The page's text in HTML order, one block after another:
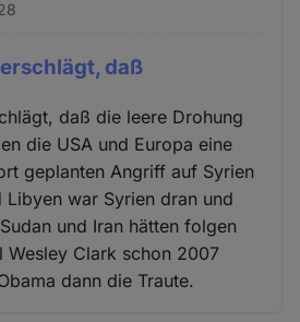
daß
daß die leere Drohung
die USA und Europa eine
geplanten Angriff auf Syrien
Libyen war Syrien dran und
und Iran hätten folgen
Wesley Clark schon 2007
dann die Traute.